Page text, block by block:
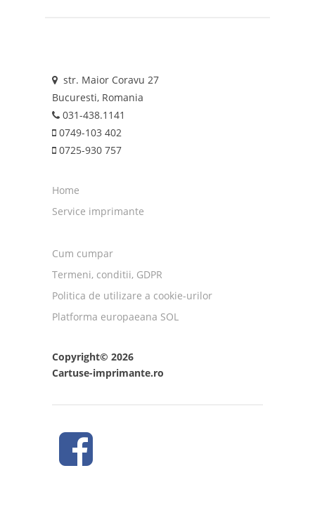
str. Maior Coravu 27
Bucuresti, Romania
031-438.1141
0749-103 402
0725-930 757
Home
Service imprimante
Cum cumpar
Termeni, conditii, GDPR
Politica de utilizare a cookie-urilor
Platforma europaeana SOL
Copyright© 2026
Cartuse-imprimante.ro